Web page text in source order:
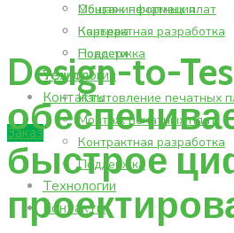
Монтаж печатных плат
Контрактная разработка
Поддержка
Технологии
Контакты
Заказ
Общая информация
Карьера
Новости
Услуги
Изготовление печатных
Монтаж печатных плат
Контрактная разработка
Поддержка
Технологии
Контакты
Design-to-
быстрое